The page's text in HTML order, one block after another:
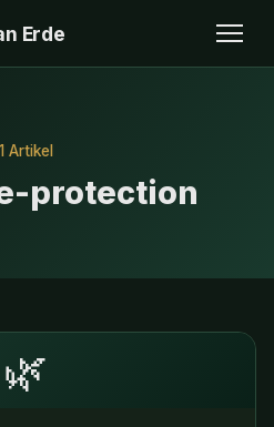
Erde
1 Artikel
protection
🌿